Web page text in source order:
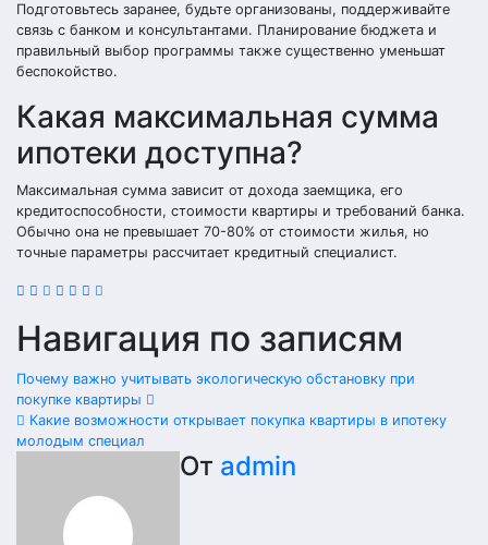
Подготовьтесь заранее, будьте организованы, поддерживайте
связь с банком и консультантами. Планирование бюджета и
правильный выбор программы также существенно уменьшат
беспокойство.
Какая максимальная сумма
ипотеки доступна?
Максимальная сумма зависит от дохода заемщика, его
кредитоспособности, стоимости квартиры и требований банка.
Обычно она не превышает 70-80% от стоимости жилья, но
точные параметры рассчитает кредитный специалист.
Навигация по записям
Почему важно учитывать экологическую обстановку при
покупке квартиры
Какие возможности открывает покупка квартиры в ипотеку
молодым специал
От admin